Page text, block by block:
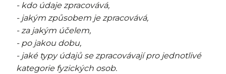
- kdo údaje zpracovává,
- jakým způsobem je zpracovává,
- za jakým účelem,
- po jakou dobu,
- jaké typy údajů se zpracovávají pro jednotlivé
kategorie fyzických osob.